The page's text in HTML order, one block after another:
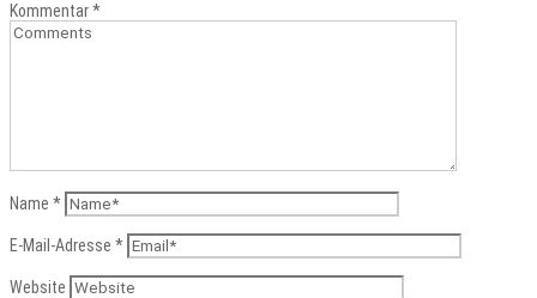
Kommentar*
Name *
E-Mail-Adresse *
Website